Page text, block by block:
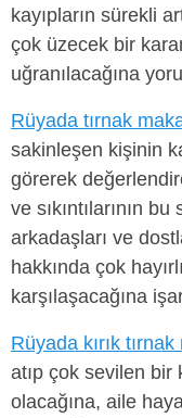
kayıpların sürekli
çok üzecek bir
uğranılacağına
Rüyada tırnak
sakinleşen kişinin
görerek
ve sıkıntılarının
arkadaşları ve
hakkında çok
karşılaşacağına
Rüyada kırık
atıp çok sevilen bir
olacağına, aile